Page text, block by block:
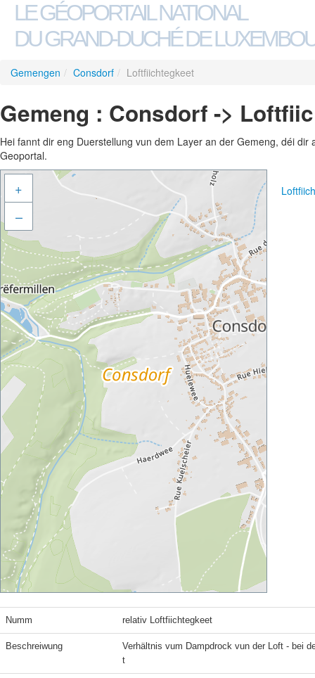
LE GÉOPORTAIL NATIONAL
DU GRAND-DUCHÉ DE
Gemengen / Consdorf / Loftfiichtegkeet
Gemeng : Consdorf ->
Hei fannt dir eng Duerstellung vun dem Layer an der Gemeng, déi
Geoportal.
+
–
Numm relativ Loftfiichtegkeet
Beschreiwung
Verhältnis vum Dampdrock vun der Loft - bei
t